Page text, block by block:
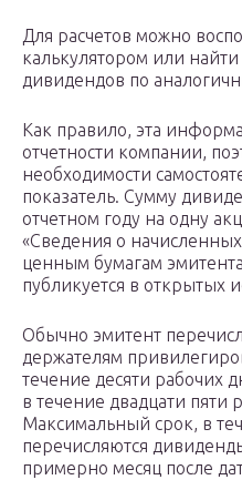
Для расчетов можно
калькулятором или
дивидендов по
Как правило, эта
отчетности компании,
необходимости
показатель. Сумму
отчетном году на одну
«Сведения о
ценным бумагам
публикуется в открытых
Обычно эмитент
держателям
течение десяти рабочих
в течение двадцати пяти
Максимальный срок, в
перечисляются
примерно месяц после